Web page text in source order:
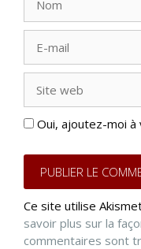
mail
web
Oui, ajoutez-moi
Ce site utilise
savoir plus sur la
commentaires sont